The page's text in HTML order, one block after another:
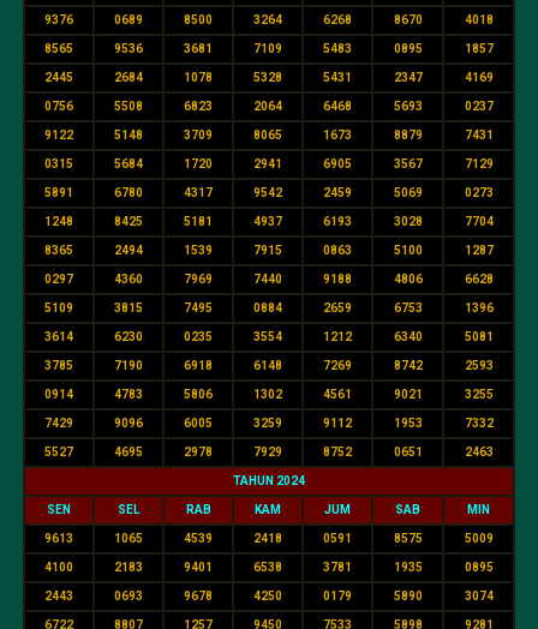
9376 0689 8500 3264 6268 8670 4018
8565 9536 3681 7109 5483 0895 1857
2445 2684 1078 5328 5431 2347 4169
0756 5508 6823 2064 6468 5693 0237
9122 5148 3709 8065 1673 8879 7431
0315 5684 1720 2941 6905 3567 7129
5891 6780 4317 9542 2459 5069 0273
1248 8425 5181 4937 6193 3028 7704
8365 2494 1539 7915 0863 5100 1287
0297 4360 7969 7440 9188 4806 6628
5109 3815 7495 0884 2659 6753 1396
3614 6230 0235 3554 1212 6340 5081
3785 7190 6918 6148 7269 8742 2593
0914 4783 5806 1302 4561 9021 3255
7429 9096 6005 3259 9112 1953 7332
5527 4695 2978 7929 8752 0651 2463
TAHUN 2024
SEN SEL RAB KAM JUM SAB MIN
9613 1065 4539 2418 0591 8575 5009
4100 2183 9401 6538 3781 1935 0895
2443 0693 9678 4250 0179 5890 3074
6722 8807 1257 9450 7533 5898 9281